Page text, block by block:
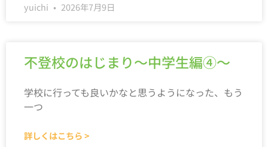
yuichi 2026年7月9日
不登校のはじまり～中学生編④～
学校に行っても良いかなと思うようになった、もう
一つ
詳しくはこちら >